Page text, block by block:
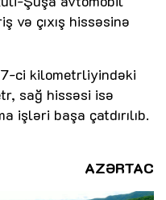
və çıxış hissəsinə
ci kilometrliyindəki
sağ hissəsi isə
işləri başa çatdırılıb.
AZƏRTAC